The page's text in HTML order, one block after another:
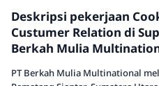
Deskripsi pekerjaan
Custumer Relation di
Berkah Mulia
PT Berkah Mulia Multinational